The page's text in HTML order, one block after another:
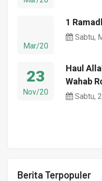
Mar/20
1
Sabtu,
23
Nov/20
Haul
Wahab
Sabtu,
Berita Terpopuler